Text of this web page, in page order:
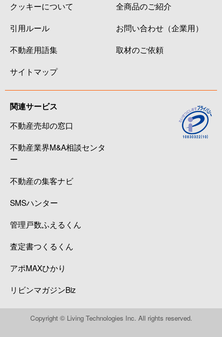
クッキーについて
引用ルール
不動産用語集
サイトマップ
全商品のご紹介
お問い合わせ（企業用）
取材のご依頼
関連サービス
不動産売却の窓口
不動産業界M&A相談センタ
ー
不動産の集客ナビ
SMSハンター
管理戸数ふえるくん
査定書つくるくん
アポMAXひかり
リビンマガジンBiz
Copyright © Living Technologies Inc. All rights reserved.